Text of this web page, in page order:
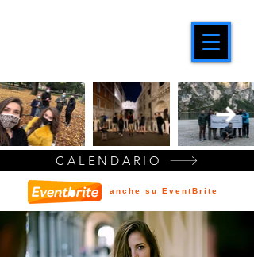
CALENDARIO
anche su EventBrite